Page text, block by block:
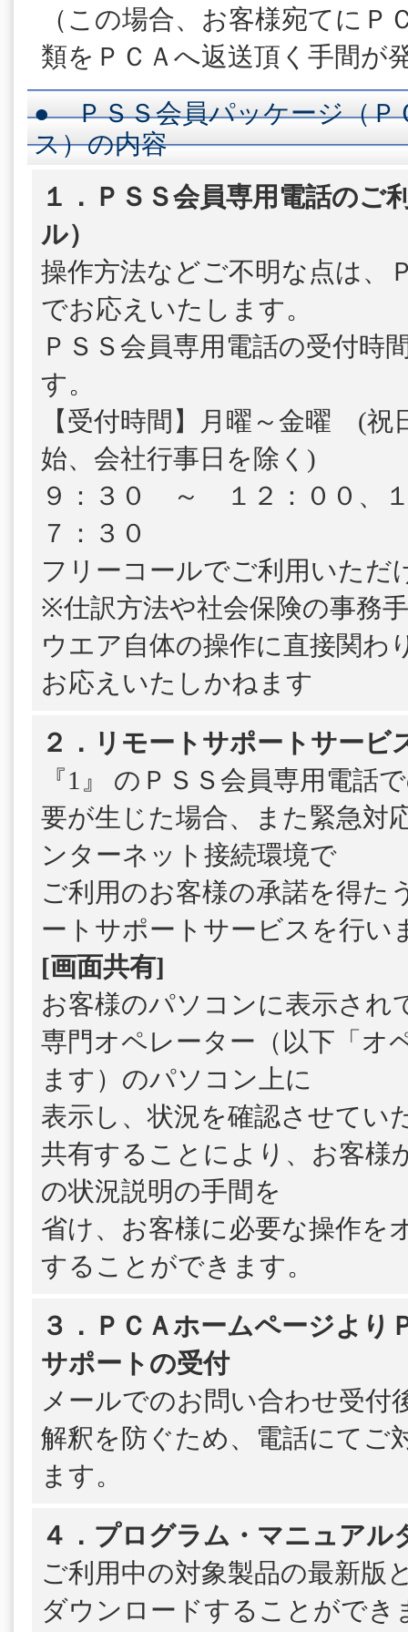
（この場合、お客様宛てにＰ
類をＰＣＡへ返送頂く手間が
● ＰＳＳ会員パッケージ（Ｐ
ス）の内容
１．ＰＳＳ会員専用電話のご
ル）
操作方法などご不明な点は、
でお応えいたします。
ＰＳＳ会員専用電話の受付時
す。
【受付時間】月曜～金曜 (祝
始、会社行事日を除く)
９：３０ ～ １２：００、
７：３０
フリーコールでご利用いただ
※仕訳方法や社会保険の事務
ウエア自体の操作に直接関わ
お応えいたしかねます
２．リモートサポートサービ
『1』 のＰＳＳ会員専用電話
要が生じた場合、また緊急対
ンターネット接続環境で
ご利用のお客様の承諾を得た
ートサポートサービスを行い
[画面共有]
お客様のパソコンに表示され
専門オペレーター（以下「オ
ます）のパソコン上に
表示し、状況を確認させてい
共有することにより、お客様
の状況説明の手間を
省け、お客様に必要な操作を
することができます。
３．ＰＣＡホームページより
サポートの受付
メールでのお問い合わせ受付
解釈を防ぐため、電話にてご
ます。
４．プログラム・マニュアル
ご利用中の対象製品の最新版
ダウンロードすることができ